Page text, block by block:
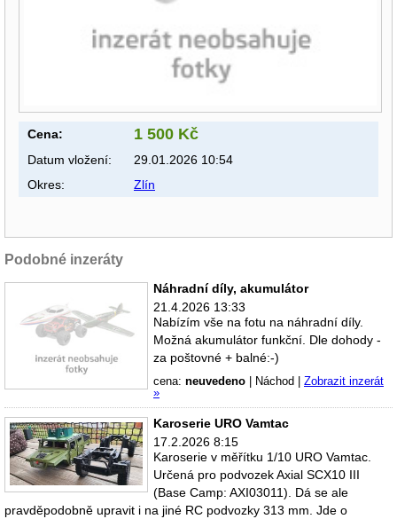
Cena: 1 500 Kč
Datum vložení:
29.01.2026 10:54
Okres:
Zlín
Podobné inzeráty
Náhradní díly, akumulátor
21.4.2026 13:33
Nabízím vše na fotu na náhradní díly.
Možná akumulátor funkční. Dle dohody -
za poštovné + balné:-)
cena: neuvedeno Náchod
Zobrazit inzerát
»
Karoserie URO Vamtac
17.2.2026 8:15
Karoserie v měřítku 1/10 URO Vamtac.
Určená pro podvozek Axial SCX10 III
(Base Camp: AXI03011). Dá se ale
pravděpodobně upravit i na jiné RC podvozky 313 mm. Jde o